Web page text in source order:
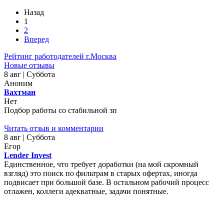
Назад
1
2
Вперед
Рейтинг работодателей г.Москва
Новые отзывы
8 авг | Суббота
Аноним
Вахтман
Нет
Подбор работы со стабильной зп
Читать отзыв и комментарии
8 авг | Суббота
Егор
Lender Invest
Единственное, что требует доработки (на мой скромный
взгляд) это поиск по фильтрам в старых офертах, иногда
подвисает при большой базе. В остальном рабочий процесс
отлажен, коллеги адекватные, задачи понятные.